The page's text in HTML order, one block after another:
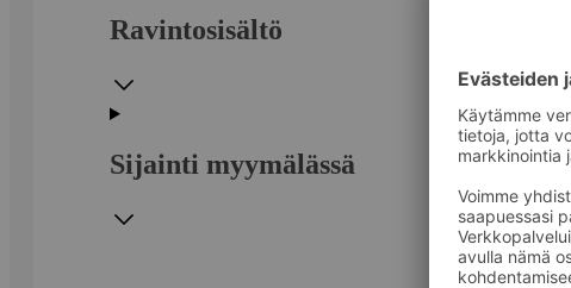
Ravintosisältö
Sijainti myymälässä